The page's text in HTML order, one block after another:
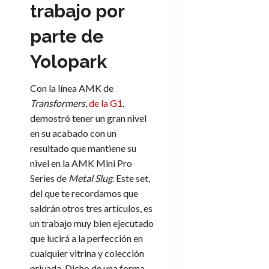
trabajo por
parte de
Yolopark
Con la línea AMK de
Transformers,de la G1,
demostró tener un gran nivel
en su acabado con un
resultado que mantiene su
nivel en la AMK Mini Pro
Series de Metal Slug. Este set,
del que te recordamos que
saldrán otros tres artículos, es
un trabajo muy bien ejecutado
que lucirá a la perfección en
cualquier vitrina y colección